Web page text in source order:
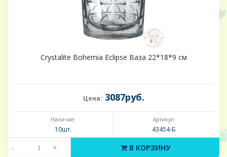
Crystalite Bohemia Eclipse Ваза 22*18*9 см
Цена: 3087руб.
Наличие:
10шт.
Артикул:
43454-Б
- + В КОРЗИНУ